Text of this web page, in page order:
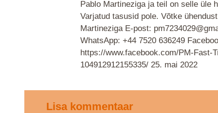
Pablo Martineziga ja teil on selle üle
Varjatud tasusid pole. Võtke
Martineziga E-post:
WhatsApp: +44 7520 636249
https://www.facebook.com/PM-Fast-
104912912155335/ 25. mai 2022
Lisa kommentaar